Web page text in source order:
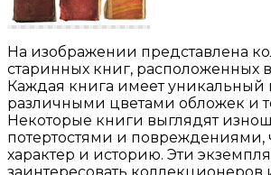
На изображении представлена
старинных книг, расположенных
Каждая книга имеет уникальный
различными цветами обложек и
Некоторые книги выглядят
потертостями и повреждениями,
характер и историю. Эти